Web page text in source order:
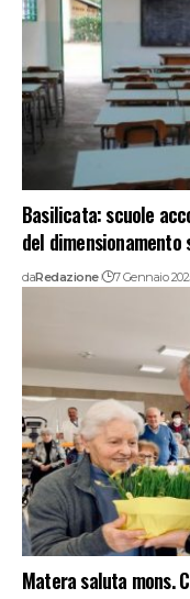
Basilicata: scuole
del
daRedazione 7 Gennaio
Matera saluta mons.